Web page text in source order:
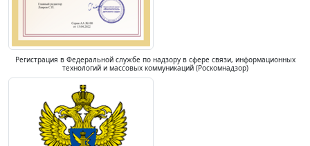
Регистрация в Федеральной службе по надзору в сфере связи, информационных
технологий и массовых коммуникаций (Роскомнадзор)